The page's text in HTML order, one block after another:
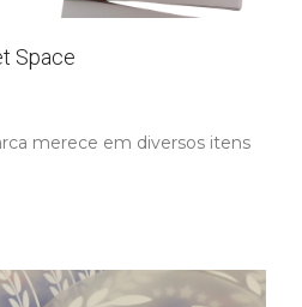
Space
merece em diversos itens